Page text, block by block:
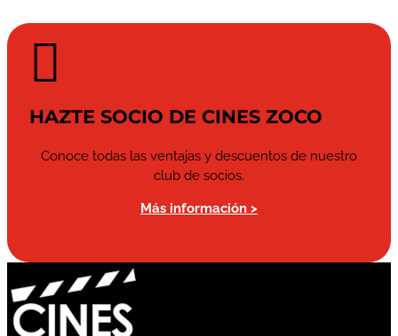

HAZTE SOCIO DE CINES ZOCO
Conoce todas las ventajas y descuentos de nuestro
club de socios.
Más información >